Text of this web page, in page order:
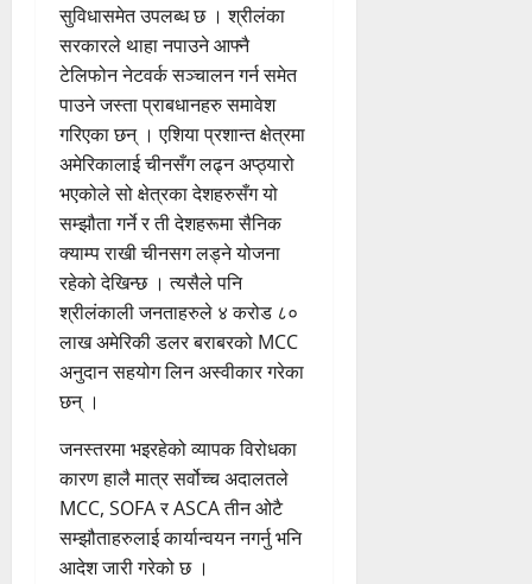
सुविधासमेत उपलब्ध छ । श्रीलंका
सरकारले थाहा नपाउने आफ्नै
टेलिफोन नेटवर्क सञ्चालन गर्न समेत
पाउने जस्ता प्राबधानहरु समावेश
गरिएका छन् । एशिया प्रशान्त क्षेत्रमा
अमेरिकालाई चीनसँग लढ्न अप्ठ्यारो
भएकोले सो क्षेत्रका देशहरुसँग यो
सम्झौता गर्ने र ती देशहरूमा सैनिक
क्याम्प राखी चीनसग लड्ने योजना
रहेको देखिन्छ । त्यसैले पनि
श्रीलंकाली जनताहरुले ४ करोड ८०
लाख अमेरिकी डलर बराबरको MCC
अनुदान सहयोग लिन अस्वीकार गरेका
छन् ।
जनस्तरमा भइरहेको व्यापक विरोधका
कारण हालै मात्र सर्वोच्च अदालतले
MCC, SOFA र ASCA तीन ओटै ‌
सम्झौताहरुलाई कार्यान्वयन नगर्नु भनि
आदेश जारी गरेको छ ।